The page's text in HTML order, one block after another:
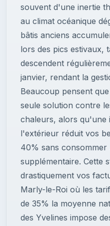
souvent d'une inertie
au climat océanique
bâtis anciens
lors des pics estivaux,
descendent
janvier, rendant la
Beaucoup pensent
seule solution contre
chaleurs, alors qu'une
l'extérieur réduit vos
40% sans
supplémentaire. Cette
drastiquement vos
Marly-le-Roi où les
de 35% la moyenne
des Yvelines impose